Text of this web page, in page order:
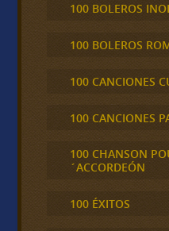
100 BOLEROS
100 BOLEROS
100 CANCIONES
100 CANCIONES
100 CHANSON
´ACCORDEÓN
100 ÉXITOS